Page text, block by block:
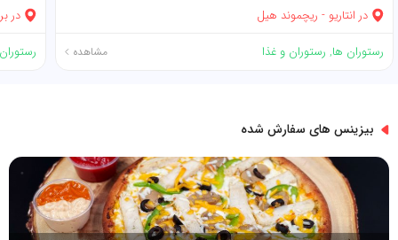
در انتاریو - ریچموند هیل
رستوران ها, رستوران و غذا مشاهده
در
بیزینس های سفارش شده